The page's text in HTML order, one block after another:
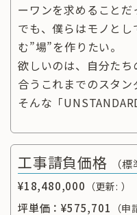
ーワンを求めることだ
でも、僕らはモノと
む”場”を作りたい。
欲しいのは、自分た
合うこれまでのスタン
そんな「
工事請負価格
（
¥18,480,000 （更新: ）
坪単価：¥575,701 （